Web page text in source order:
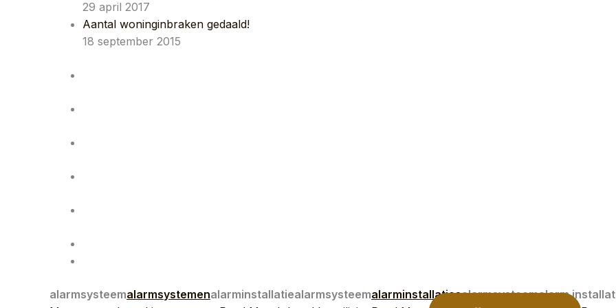
29 april 2017
Aantal woninginbraken gedaald!
18 september 2015
alarmsysteemalarmsystemenalarminstallatiealarmsysteemalarminstallatiesalarmsysteemalarm